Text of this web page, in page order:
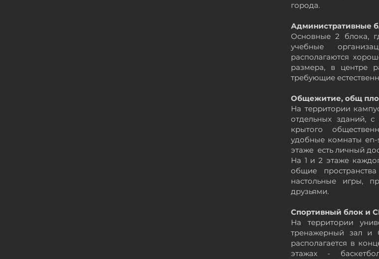
города.
Административные
Основные 2 блока,
учебные
располагаются
размера, в центре
требующие
Общежитие, общ
На территории
отдельных зданий,
крытого
удобные комнаты en-
этаже есть личный
На 1 и 2 этаже
общие
настольные игры,
друзьями.
Спортивный блок и
На территории
тренажерный зал и
располагается в
этажах -